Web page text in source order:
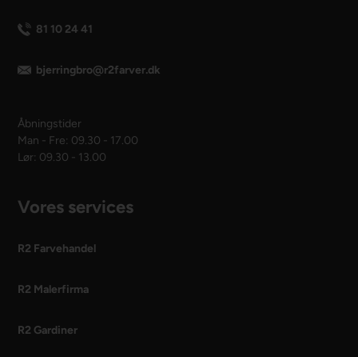
81 10 24 41
bjerringbro@r2farver.dk
Åbningstider
Man - Fre: 09.30 - 17.00
Lør: 09.30 - 13.00
Vores services
R2 Farvehandel
R2 Malerfirma
R2 Gardiner